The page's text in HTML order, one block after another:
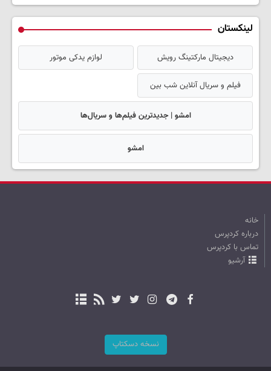
لینکستان
دیجیتال مارکتینگ رویش لوازم یدکی موتور
فیلم و سریال آنلاین شب بین
امشو | جدیدترین فیلم‌ها و سریال‌ها
امشو
خانه
درباره کردپرس
تماس با کردپرس
آرشیو
نسخه دسکتاپ